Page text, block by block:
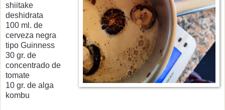
shiitake
deshidrata
100 ml. de
cerveza negra
tipo Guinness
30 gr. de
concentrado de
tomate
10 gr. de alga
kombu